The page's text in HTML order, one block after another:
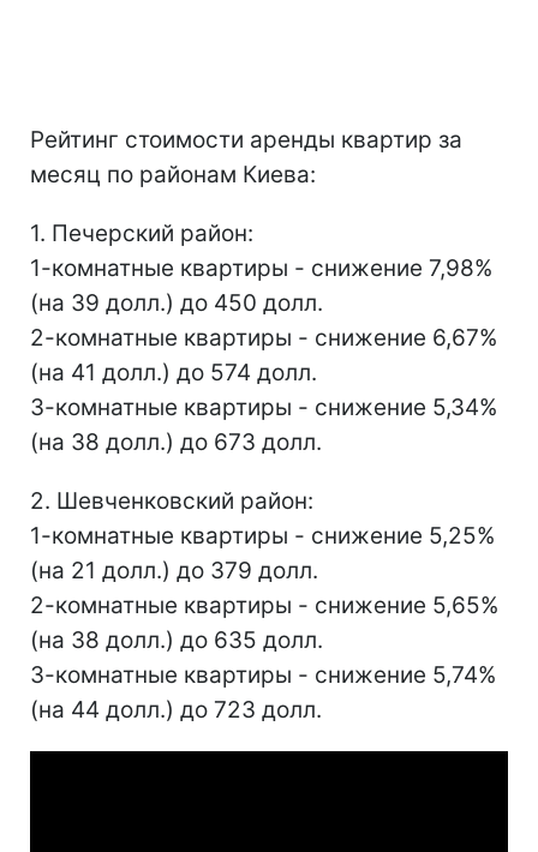
Рейтинг стоимости аренды квартир за
месяц по районам Киева:
1. Печерский район:
1-комнатные квартиры - снижение 7,98%
(на 39 долл.) до 450 долл.
2-комнатные квартиры - снижение 6,67%
(на 41 долл.) до 574 долл.
3-комнатные квартиры - снижение 5,34%
(на 38 долл.) до 673 долл.
2. Шевченковский район:
1-комнатные квартиры - снижение 5,25%
(на 21 долл.) до 379 долл.
2-комнатные квартиры - снижение 5,65%
(на 38 долл.) до 635 долл.
3-комнатные квартиры - снижение 5,74%
(на 44 долл.) до 723 долл.